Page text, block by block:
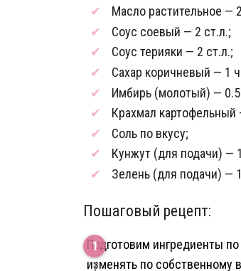
Масло растительное —
Соус соевый — 2 ст.л.;
Соус терияки — 2 ст.л.;
Сахар коричневый — 1
Имбирь (молотый) — 0.5
Крахмал картофельный
Соль по вкусу;
Кунжут (для подачи) —
Зелень (для подачи) —
Пошаговый рецепт:
Подготовим ингредиенты
изменять по собственному